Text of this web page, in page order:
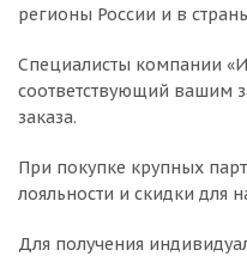
регионы России и в
Специалисты компании
соответствующий вашим
заказа.
При покупке крупных
лояльности и скидки для
Для получения